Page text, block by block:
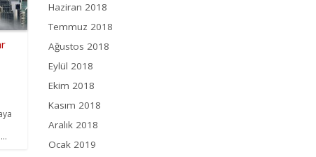
Haziran 2018
Temmuz 2018
Ağustos 2018
Eylül 2018
Ekim 2018
Kasım 2018
Aralık 2018
Ocak 2019